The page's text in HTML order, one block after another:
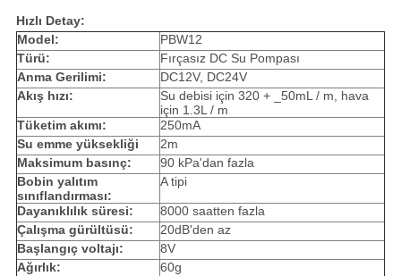
Hızlı Detay:
Model:
PBW12
Türü:
Fırçasız DC Su Pompası
Anma Gerilimi:
DC12V, DC24V
Akış hızı:
Su debisi için 320 + _50mL / m, hava
için 1.3L / m
Tüketim akımı:
250mA
Su emme yüksekliği
2m
Maksimum basınç:
90 kPa'dan fazla
Bobin yalıtım
sınıflandırması:
A tipi
Dayanıklılık süresi:
8000 saatten fazla
Çalışma gürültüsü:
20dB'den az
Başlangıç ​​voltajı:
8V
Ağırlık:
60g